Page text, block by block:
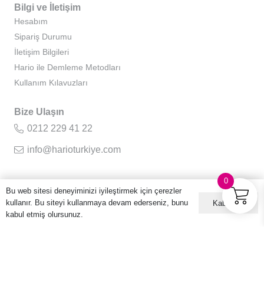
Bilgi ve İletişim
Hesabım
Sipariş Durumu
İletişim Bilgileri
Hario ile Demleme Metodları
Kullanım Kılavuzları
Bize Ulaşın
0212 229 41 22
info@harioturkiye.com
Kurumsal
Hakkımızda
0
Bu web sitesi deneyiminizi iyileştirmek için çerezler
kullanır. Bu siteyi kullanmaya devam ederseniz, bunu
kabul etmiş olursunuz.
Kabul ET